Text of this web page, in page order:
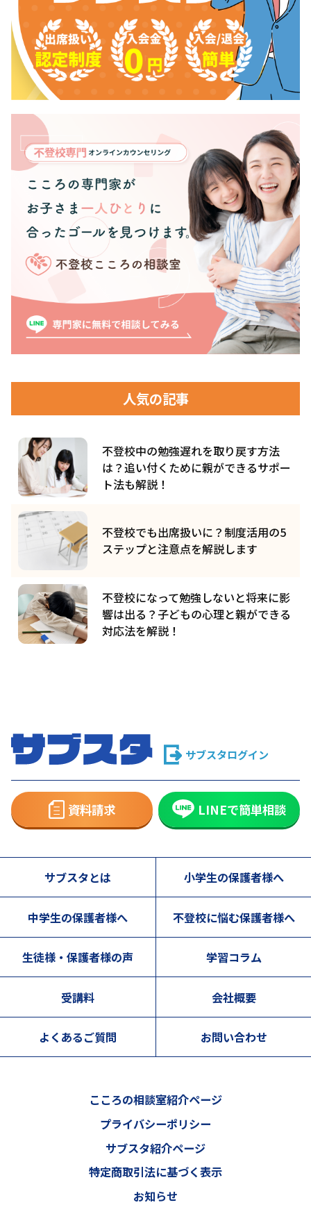
人気の記事
不登校中の勉強遅れを取り戻す方法
は？追い付くために親ができるサポー
ト法も解説！
不登校でも出席扱いに？制度活用の5
ステップと注意点を解説します
不登校になって勉強しないと将来に影
響は出る？子どもの心理と親ができる
対応法を解説！
サブスタログイン
資料請求 LINEで簡単相談
サブスタとは
学習コラム
小学生の保護者様へ
受講料
中学生の保護者様へ
会社概要
不登校に悩む保護者様へ
よくあるご質問
生徒様・保護者様の声
お問い合わせ
特定商取引法に基づく表示
サブスタ紹介ページ
こころの相談室紹介ページ
お知らせ
プライバシーポリシー